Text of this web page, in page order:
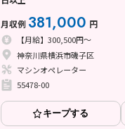
月収例 381,000 円
【月給】300,500円～
神奈川県横浜市磯子区
マシンオペレーター
55478-00
キープする